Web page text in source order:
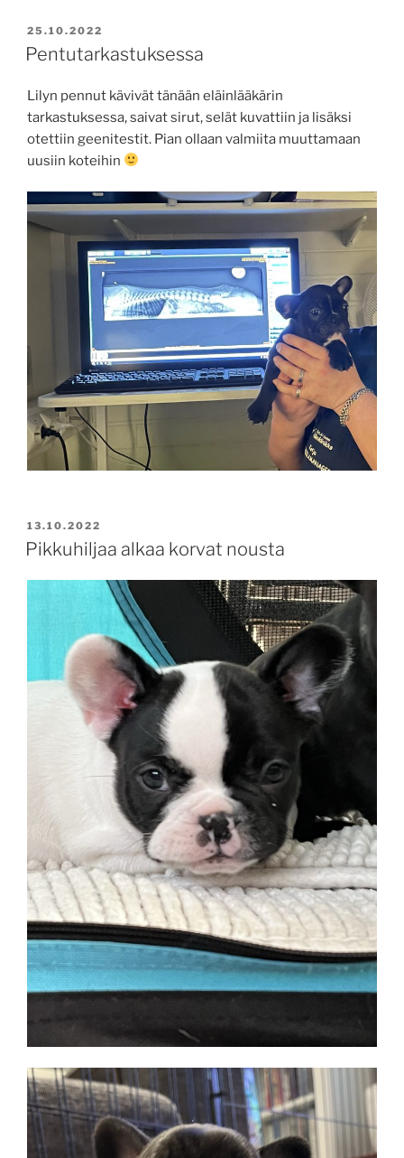
JULKAISTU
25.10.2022
Pentutarkastuksessa
Lilyn pennut kävivät tänään eläinlääkärin
tarkastuksessa, saivat sirut, selät kuvattiin ja lisäksi
otettiin geenitestit. Pian ollaan valmiita muuttamaan
uusiin koteihin
JULKAISTU
13.10.2022
Pikkuhiljaa alkaa korvat nousta